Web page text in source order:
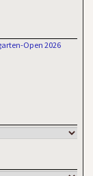
Open 2026